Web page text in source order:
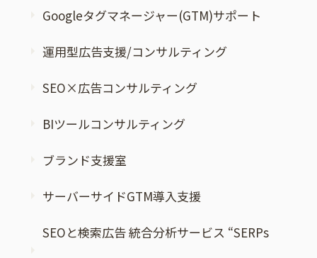
Googleタグマネージャー(GTM)サポート
運用型広告支援/コンサルティング
SEO×広告コンサルティング
BIツールコンサルティング
ブランド支援室
サーバーサイドGTM導入支援
SEOと検索広告 統合分析サービス “SERPs